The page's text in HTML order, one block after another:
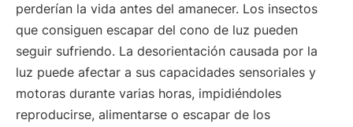
perderían la vida antes del amanecer. Los insectos
que consiguen escapar del cono de luz pueden
seguir sufriendo. La desorientación causada por la
luz puede afectar a sus capacidades sensoriales y
motoras durante varias horas, impidiéndoles
reproducirse, alimentarse o escapar de los